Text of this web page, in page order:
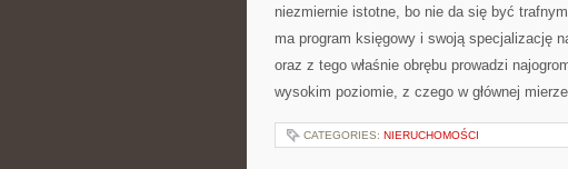
niezmiernie istotne, bo nie da się być
ma program księgowy i swoją specjalizację
oraz z tego właśnie obrębu prowadzi
wysokim poziomie, z czego w głównej
CATEGORIES: NIERUCHOMOŚCI